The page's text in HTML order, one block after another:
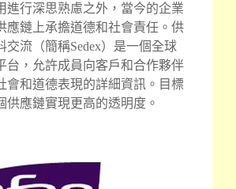
進行深思熟慮之外，當今的企業
應鏈上承擔道德和社會責任。供
交流（簡稱Sedex）是一個全球
台，允許成員向客戶和合作夥伴
會和道德表現的詳細資訊。目標
供應鏈實現更高的透明度。